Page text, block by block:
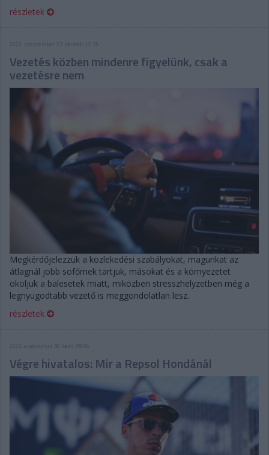
részletek
2022. szeptember 23. péntek, 12:35
Vezetés közben mindenre figyelünk, csak a
vezetésre nem
Megkérdőjelezzük a közlekedési szabályokat, magunkat az
átlagnál jobb sofőrnek tartjuk, másokat és a környezetet
okoljuk a balesetek miatt, miközben stresszhelyzetben még a
legnyugodtabb vezető is meggondolatlan lesz.
részletek
2022. augusztus 30. kedd, 09:06
Végre hivatalos: Mir a Repsol Hondánál